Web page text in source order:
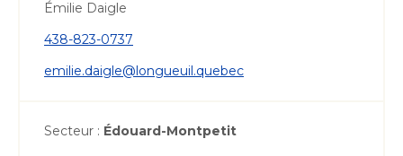
Émilie Daigle
438-823-0737
emilie.daigle@longueuil.quebec
Secteur : Édouard-Montpetit